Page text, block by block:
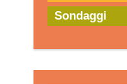
Sondaggi